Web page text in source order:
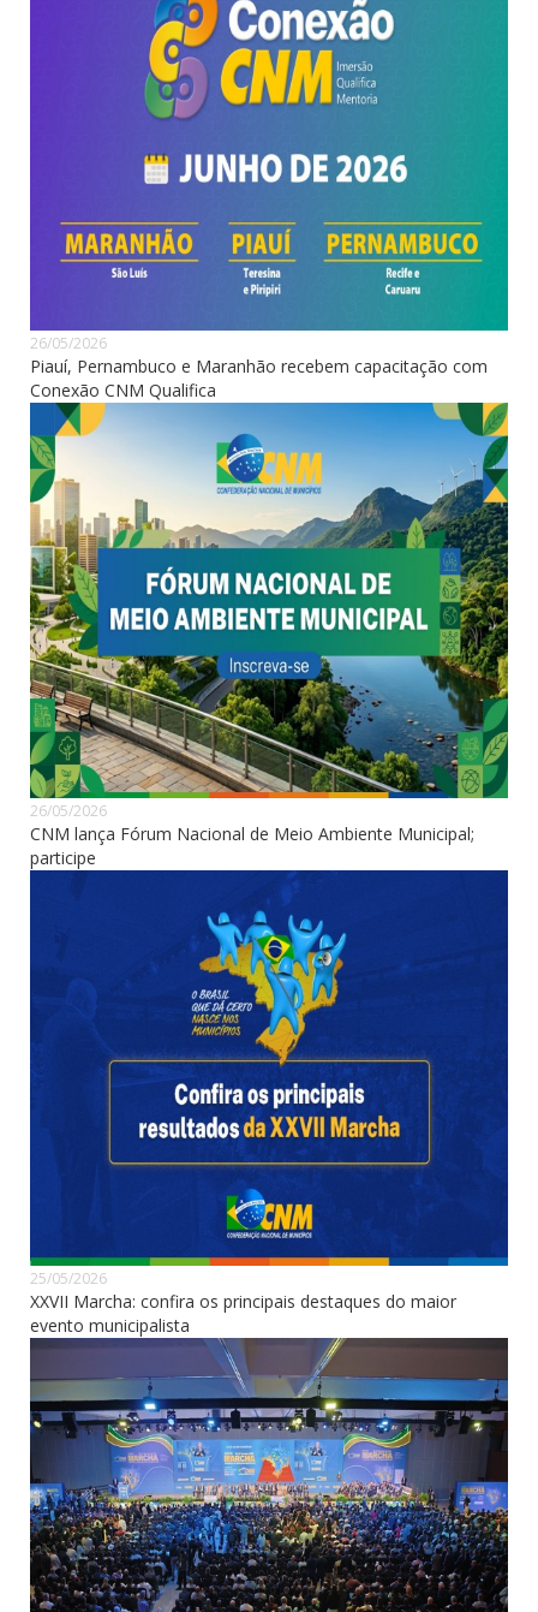
26/05/2026
Piauí, Pernambuco e Maranhão recebem capacitação com
Conexão CNM Qualifica
26/05/2026
CNM lança Fórum Nacional de Meio Ambiente Municipal;
participe
25/05/2026
XXVII Marcha: confira os principais destaques do maior
evento municipalista